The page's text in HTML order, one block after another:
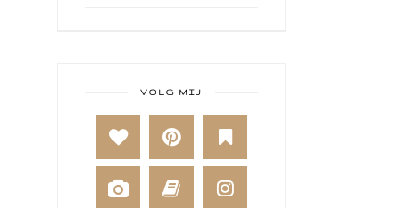
BAKKEN
BEESTENBOEL
BOEKEN
VOLG MIJ